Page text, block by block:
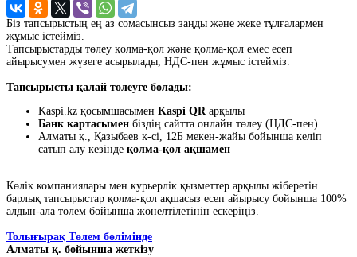
Біз тапсырыстың ең аз сомасынсыз заңды және жеке тұлғалармен
жұмыс істейміз.
Тапсырыстарды төлеу қолма-қол және қолма-қол емес есеп
айырысумен жүзеге асырылады, НДС-пен жұмыс істейміз.
Тапсырысты қалай төлеуге болады:
Kaspi.kz қосымшасымен Kaspi QRарқылы
Банк картасымен біздің сайтта онлайн төлеу (НДС-пен)
Алматы қ., Қазыбаев к-сі, 12Б мекен-жайы бойынша келіп
сатып алу кезінде қолма-қол ақшамен
Көлік компаниялары мен курьерлік қызметтер арқылы жіберетін
барлық тапсырыстар қолма-қол ақшасыз есеп айырысу бойынша 100%
алдын-ала төлем бойынша жөнелтілетінін ескеріңіз.
Толығырақ Төлем бөлімінде
Алматы қ. бойынша жеткізу